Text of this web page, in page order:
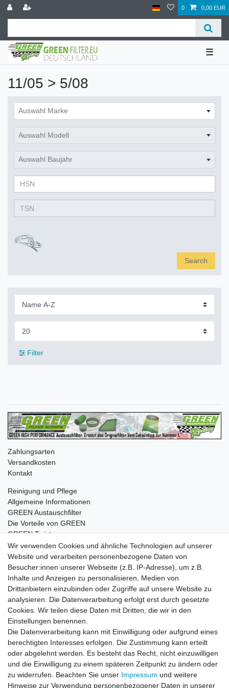
0 0,00 EUR
☰
11/05 > 5/08
Auswahl Marke
Auswahl Modell
Auswahl Baujahr
Search
Filter
Zahlungsarten
Versandkosten
Kontakt
Reinigung und Pflege
Allgemeine Informationen
GREEN Austauschfilter
Die Vorteile von GREEN
GREEN Twister
Impressum Daten­schutz­erklärung AGB
Barrierefreiheitserklärung Widerrufs­recht
Vertrag widerrufen Kontakt
© Copyright 2026 | Alle Rechte vorbehalten.
Wir verwenden Cookies und ähnliche Technologien auf unserer
Website und verarbeiten personenbezogene Daten von
Besucher:innen unserer Webseite (z.B. IP-Adresse), um z.B.
Inhalte und Anzeigen zu personalisieren, Medien von
Drittanbietern einzubinden oder Zugriffe auf unsere Website zu
analysieren. Die Datenverarbeitung erfolgt erst durch gesetzte
Cookies. Wir teilen diese Daten mit Dritten, die wir in den
Einstellungen benennen.
Die Datenverarbeitung kann mit Einwilligung oder aufgrund eines
berechtigten Interesses erfolgen. Die Zustimmung kann erteilt
oder abgelehnt werden. Es besteht das Recht, nicht einzuwilligen
und die Einwilligung zu einem späteren Zeitpunkt zu ändern oder
zu widerrufen. Beachten Sie unser Impressum und weitere
Hinweise zur Verwendung personenbezogener Daten in unserer